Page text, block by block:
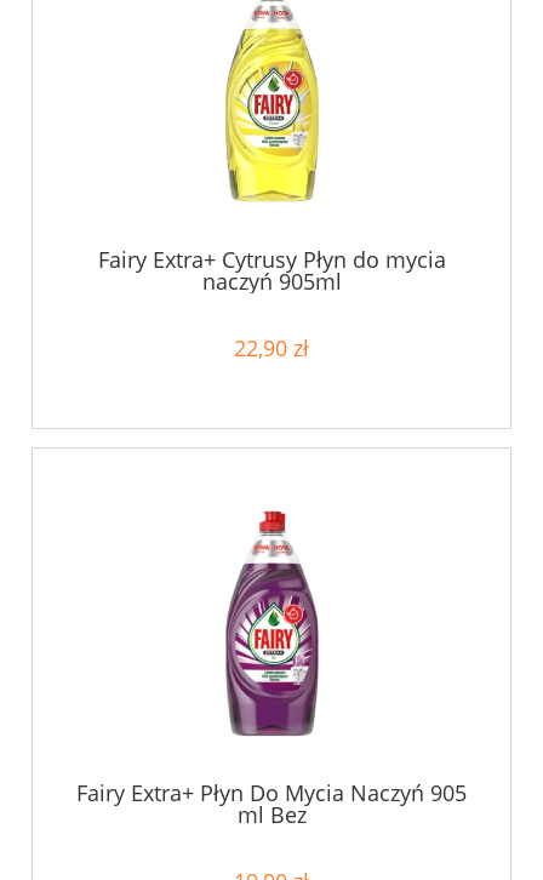
Fairy Extra+ Cytrusy Płyn do mycia
naczyń 905ml
22,90 zł
Fairy Extra+ Płyn Do Mycia Naczyń 905
ml Bez